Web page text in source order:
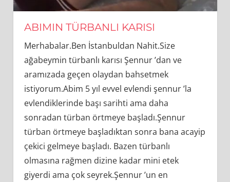
ABIMIN TÜRBANLI KARISI
Merhabalar.Ben İstanbuldan Nahit.Size
ağabeymin türbanlı karısı Şennur ’dan ve
aramızada geçen olaydan bahsetmek
istiyorum.Abim 5 yıl evvel evlendi şennur ’la
evlendiklerinde başı sarihti ama daha
sonradan türban örtmeye başladı.Şennur
türban örtmeye başladıktan sonra bana acayip
çekici gelmeye başladı. Bazen türbanlı
olmasına rağmen dizine kadar mini etek
giyerdi ama çok seyrek.Şennur ’un en